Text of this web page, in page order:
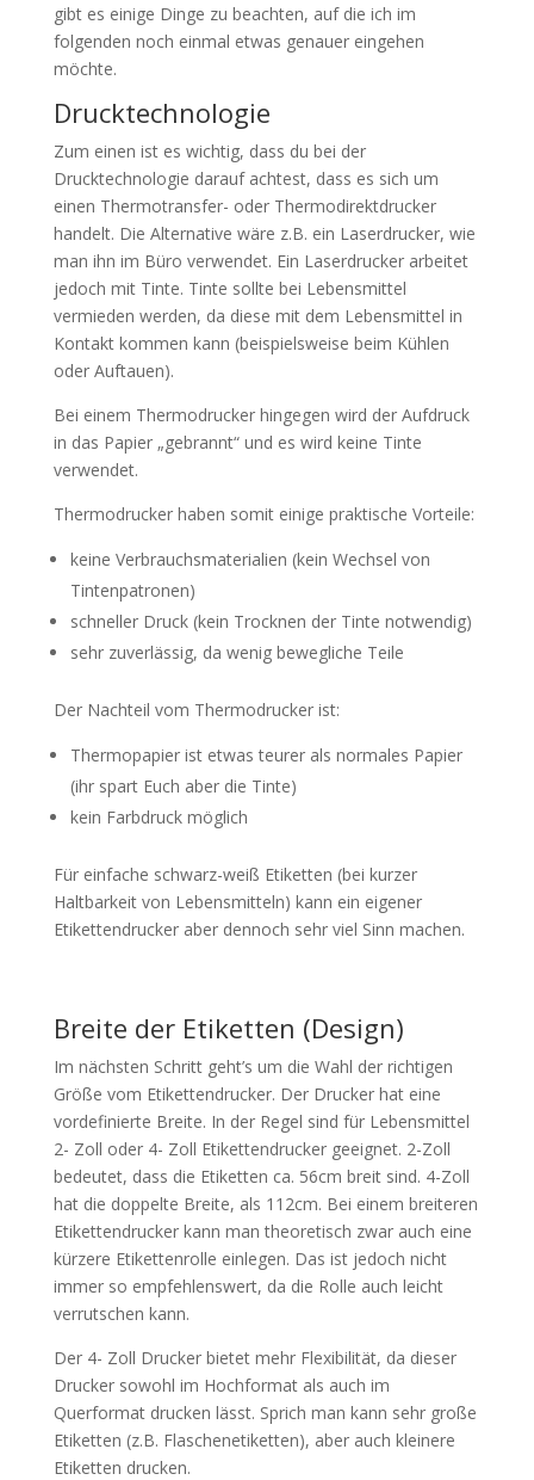
gibt es einige Dinge zu beachten, auf die ich im
folgenden noch einmal etwas genauer eingehen
möchte.
Drucktechnologie
Zum einen ist es wichtig, dass du bei der
Drucktechnologie darauf achtest, dass es sich um
einen Thermotransfer- oder Thermodirektdrucker
handelt. Die Alternative wäre z.B. ein Laserdrucker, wie
man ihn im Büro verwendet. Ein Laserdrucker arbeitet
jedoch mit Tinte. Tinte sollte bei Lebensmittel
vermieden werden, da diese mit dem Lebensmittel in
Kontakt kommen kann (beispielsweise beim Kühlen
oder Auftauen).
Bei einem Thermodrucker hingegen wird der Aufdruck
in das Papier „gebrannt“ und es wird keine Tinte
verwendet.
Thermodrucker haben somit einige praktische Vorteile:
keine Verbrauchsmaterialien (kein Wechsel von
Tintenpatronen)
schneller Druck (kein Trocknen der Tinte notwendig)
sehr zuverlässig, da wenig bewegliche Teile
Der Nachteil vom Thermodrucker ist:
Thermopapier ist etwas teurer als normales Papier
(ihr spart Euch aber die Tinte)
kein Farbdruck möglich
Für einfache schwarz-weiß Etiketten (bei kurzer
Haltbarkeit von Lebensmitteln) kann ein eigener
Etikettendrucker aber dennoch sehr viel Sinn machen.
Breite der Etiketten (Design)
Im nächsten Schritt geht’s um die Wahl der richtigen
Größe vom Etikettendrucker. Der Drucker hat eine
vordefinierte Breite. In der Regel sind für Lebensmittel
2- Zoll oder 4- Zoll Etikettendrucker geeignet. 2-Zoll
bedeutet, dass die Etiketten ca. 56cm breit sind. 4-Zoll
hat die doppelte Breite, als 112cm. Bei einem breiteren
Etikettendrucker kann man theoretisch zwar auch eine
kürzere Etikettenrolle einlegen. Das ist jedoch nicht
immer so empfehlenswert, da die Rolle auch leicht
verrutschen kann.
Der 4- Zoll Drucker bietet mehr Flexibilität, da dieser
Drucker sowohl im Hochformat als auch im
Querformat drucken lässt. Sprich man kann sehr große
Etiketten (z.B. Flaschenetiketten), aber auch kleinere
Etiketten drucken.